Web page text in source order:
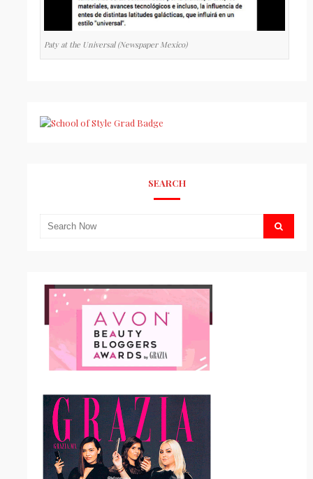
Paty at the Universal (Newspaper Mexico)
SEARCH